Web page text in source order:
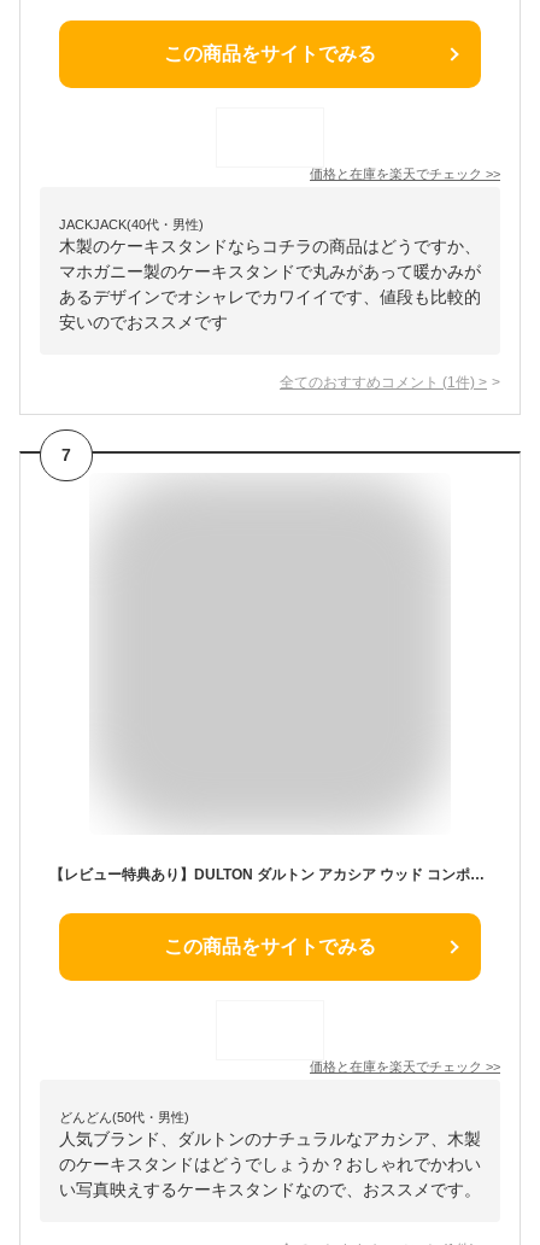
この商品をサイトでみる
価格と在庫を楽天でチェック >>
JACKJACK(40代・男性)
木製のケーキスタンドならコチラの商品はどうですか、
マホガニー製のケーキスタンドで丸みがあって暖かみが
あるデザインでオシャレでカワイイです、値段も比較的
安いのでおススメです
全てのおすすめコメント (1 件) >
7
【レビュー特典あり】DULTON ダルトン アカシア ウッド コンポート L 347244[コンポート皿 ケーキスタンド ケーキ スタンド ケーキトレー 丸型 台 ディスプレイ台 木製 木 木目 可愛い おしゃれ フルーツ 果物 ティータイム お菓子 ディスプレイ 1段] 即納
この商品をサイトでみる
価格と在庫を楽天でチェック >>
どんどん(50代・男性)
人気ブランド、ダルトンのナチュラルなアカシア、木製
のケーキスタンドはどうでしょうか？おしゃれでかわい
い写真映えするケーキスタンドなので、おススメです。